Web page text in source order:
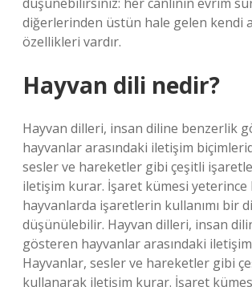
diğerlerinden üstün hale gelen kendi
özellikleri vardır.
Hayvan dili nedir?
Hayvan dilleri, insan diline benzerlik
hayvanlar arasındaki iletişim
sesler ve hareketler gibi çeşitli
iletişim kurar. İşaret kümesi yeterince
hayvanlarda işaretlerin kullanımı bir
düşünülebilir. Hayvan dilleri, insan
gösteren hayvanlar arasındaki
Hayvanlar, sesler ve hareketler gibi
kullanarak iletişim kurar. İşaret